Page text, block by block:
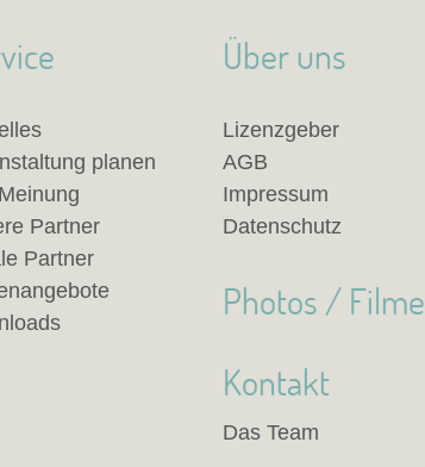
planen
Partner
Partner
Über uns
Lizenzgeber
AGB
Impressum
Datenschutz
Photos / Filme
Kontakt
Das Team